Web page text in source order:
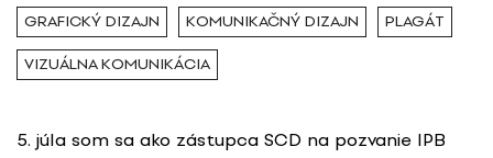
GRAFICKÝ DIZAJN KOMUNIKAČNÝ DIZAJN PLAGÁT
VIZUÁLNA KOMUNIKÁCIA
5. júla som sa ako zástupca SCD na pozvanie IPB